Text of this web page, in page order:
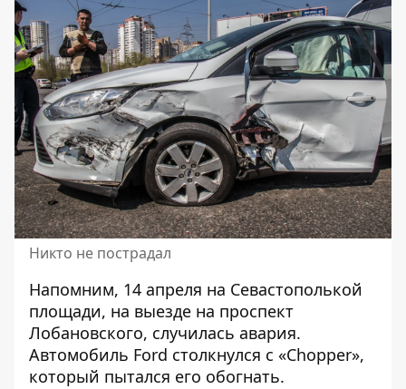
Никто не пострадал
Напомним, 14 апреля на Севастополькой
площади, на выезде на проспект
Лобановского, случилась авария.
Автомобиль Ford столкнулся с «Chopper»,
который пытался его обогнать.